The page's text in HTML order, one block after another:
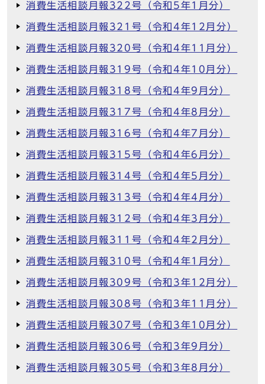
消費生活相談月報322号（令和5年1月分）
消費生活相談月報321号（令和4年12月分）
消費生活相談月報320号（令和4年11月分）
消費生活相談月報319号（令和4年10月分）
消費生活相談月報318号（令和4年9月分）
消費生活相談月報317号（令和4年8月分）
消費生活相談月報316号（令和4年7月分）
消費生活相談月報315号（令和4年6月分）
消費生活相談月報314号（令和4年5月分）
消費生活相談月報313号（令和4年4月分）
消費生活相談月報312号（令和4年3月分）
消費生活相談月報311号（令和4年2月分）
消費生活相談月報310号（令和4年1月分）
消費生活相談月報309号（令和3年12月分）
消費生活相談月報308号（令和3年11月分）
消費生活相談月報307号（令和3年10月分）
消費生活相談月報306号（令和3年9月分）
消費生活相談月報305号（令和3年8月分）